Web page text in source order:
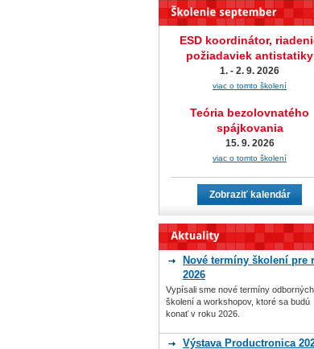
ESD koordinátor,
požiadaviek antistatiky
1. - 2. 9. 2026
viac o tomto školení
Teória bezolovnatého
spájkovania
15. 9. 2026
viac o tomto školení
Zobraziť kalendár
Nové termíny školení pre
2026
Vypísali sme nové termíny odborných
školení a workshopov, ktoré sa budú
konať v roku 2026.
Výstava Productronica